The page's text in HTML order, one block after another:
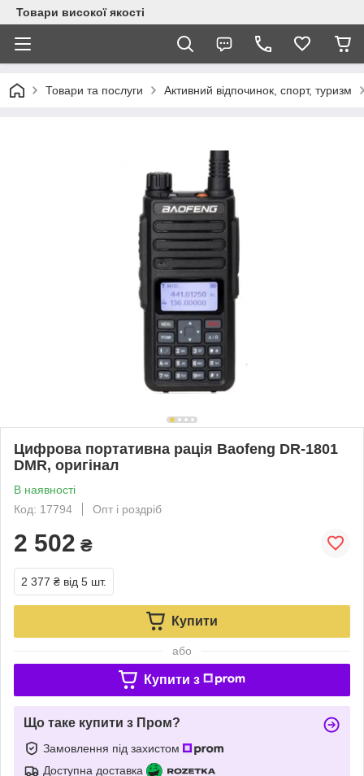
Товари високої якості
Товари та послуги Активний відпочинок, спорт, туризм
Цифрова портативна рація Baofeng DR-1801
DMR, оригінал
В наявності
Код: 17794
Опт і роздріб
2 502 ₴
2 377 ₴ від 5 шт.
Купити
або
Купити з
Що таке купити з Пром?
Замовлення під захистом
Доступна доставка